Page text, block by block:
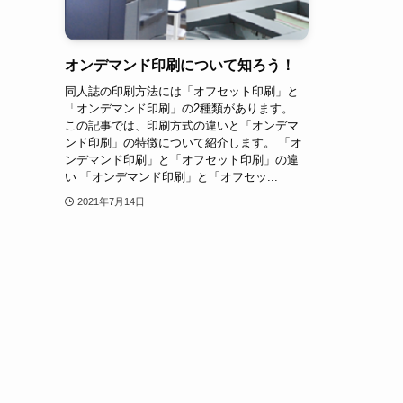
オンデマンド印刷について知ろう！
同人誌の印刷方法には「オフセット印刷」と
「オンデマンド印刷」の2種類があります。
この記事では、印刷方式の違いと「オンデマ
ンド印刷」の特徴について紹介します。 「オ
ンデマンド印刷」と「オフセット印刷」の違
い 「オンデマンド印刷」と「オフセッ...
2021年7月14日